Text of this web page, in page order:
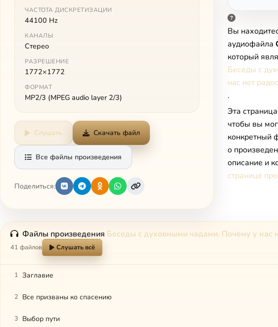
ЧАСТОТА ДИСКРЕТИЗАЦИИ
44100 Hz
КАНАЛЫ
Стерео
РАЗРЕШЕНИЕ
1772×1772
ФОРМАТ
MP2/3 (MPEG audio layer 2/3)
Слушать Скачать файл
Все файлы произведения
Поделиться:
Вы
аудиофайла
который
Беседы с
нас нет
.
Эта
чтобы вы
конкретный
о
описание и
странице
Файлы произведения Беседы с духовными чадами. Почему у нас
41 файлов Слушать всё
1 Заглавие
2 Все призваны ко спасению
3 Выбор пути